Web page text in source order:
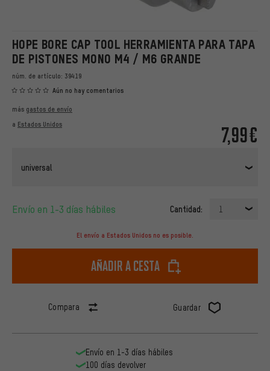
HOPE BORE CAP TOOL HERRAMIENTA PARA TAPA
DE PISTONES MONO M4 / M6 GRANDE
núm. de artículo: 39419
Aún no hay comentarios
7,99€
más gastos de envío
a Estados Unidos
universal
Envío en 1-3 días hábiles Cantidad: 1
El envío a Estados Unidos no es posible.
Añadir a cesta
Compara Guardar
Envío en 1-3 días hábiles
100 días devolver